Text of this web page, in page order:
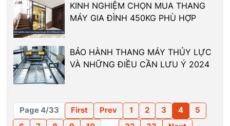
KINH NGHIỆM CHỌN MUA THANG
MÁY GIA ĐÌNH 450KG PHÙ HỢP
BẢO HÀNH THANG MÁY THỦY LỰC
VÀ NHỮNG ĐIỀU CẦN LƯU Ý 2024
Page 4/33 First Prev 1 2 3 4
5